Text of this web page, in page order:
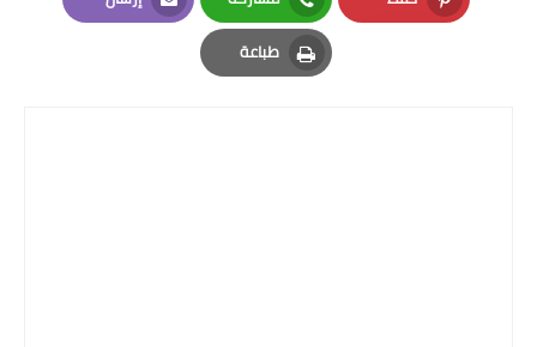
Pinterest
Whatsapp
Email
طباعة
Print